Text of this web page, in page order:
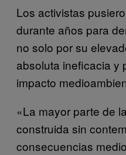
Los activistas
durante años para
no solo por su
absoluta ineficacia y
impacto
«La mayor parte de
construida sin
consecuencias